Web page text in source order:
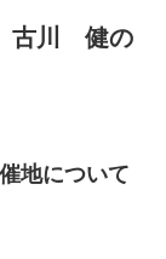
古川 健の
地について